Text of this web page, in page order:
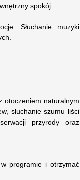
spokój.
Słuchanie muzyki
otoczeniem naturalnym
słuchanie szumu liści
przyrody oraz
programie i otrzymać